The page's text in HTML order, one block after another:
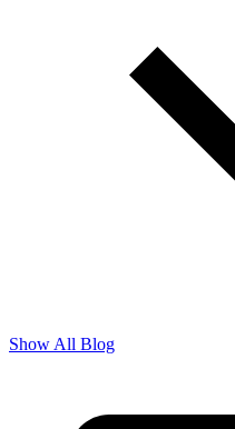
Show All Blog